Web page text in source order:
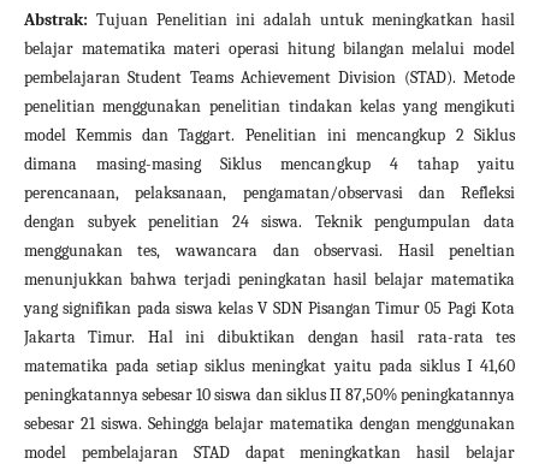
Abstrak: Tujuan Penelitian ini adalah untuk meningkatkan hasil
belajar matematika materi operasi hitung bilangan melalui model
pembelajaran Student Teams Achievement Division (STAD). Metode
penelitian menggunakan penelitian tindakan kelas yang mengikuti
model Kemmis dan Taggart. Penelitian ini mencangkup 2 Siklus
dimana masing-masing Siklus mencangkup 4 tahap yaitu
perencanaan, pelaksanaan, pengamatan/observasi dan Refleksi
dengan subyek penelitian 24 siswa. Teknik pengumpulan data
menggunakan tes, wawancara dan observasi. Hasil peneltian
menunjukkan bahwa terjadi peningkatan hasil belajar matematika
yang signifikan pada siswa kelas V SDN Pisangan Timur 05 Pagi Kota
Jakarta Timur. Hal ini dibuktikan dengan hasil rata-rata tes
matematika pada setiap siklus meningkat yaitu pada siklus I 41,60
peningkatannya sebesar 10 siswa dan siklus II 87,50% peningkatannya
sebesar 21 siswa. Sehingga belajar matematika dengan menggunakan
model pembelajaran STAD dapat meningkatkan hasil belajar